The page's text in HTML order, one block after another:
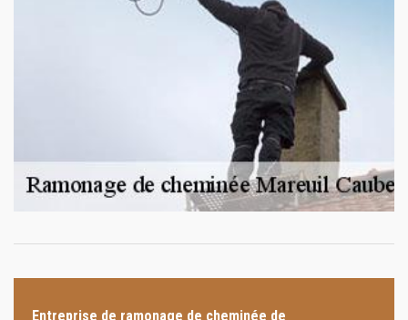
Entreprise de ramonage de cheminée de